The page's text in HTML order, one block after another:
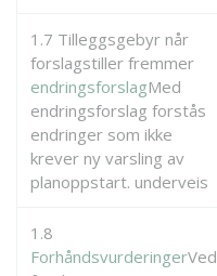
1.7 Tilleggsgebyr når
forslagstiller fremmer
endringsforslagMed
endringsforslag forstås
endringer som ikke
krever ny varsling av
planoppstart. underveis
1.8
ForhåndsvurderingerVed